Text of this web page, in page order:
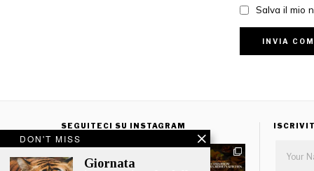
Salva il mio
SEGUITECI SU INSTAGRAM
DON'T MISS
Giornata